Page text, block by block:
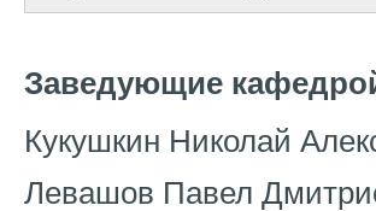
Заведующие
Кукушкин Николай
Левашов Павел